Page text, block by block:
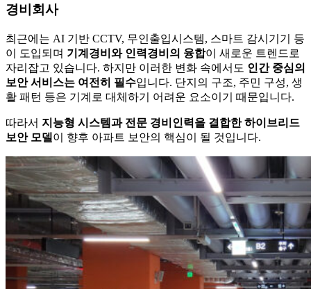
경비회사
최근에는 AI 기반 CCTV, 무인출입시스템, 스마트 감시기기 등
이 도입되며 기계경비와 인력경비의 융합이 새로운 트렌드로
자리잡고 있습니다. 하지만 이러한 변화 속에서도 인간 중심의
보안 서비스는 여전히 필수입니다. 단지의 구조, 주민 구성, 생
활 패턴 등은 기계로 대체하기 어려운 요소이기 때문입니다.
따라서 지능형 시스템과 전문 경비인력을 결합한 하이브리드
보안 모델 이 향후 아파트 보안의 핵심이 될 것입니다.